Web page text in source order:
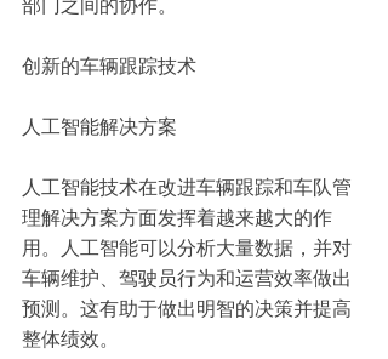
创新的车辆跟踪技术
人工智能解决方案
人工智能技术在改进车辆跟踪和车队管
理解决方案方面发挥着越来越大的作
用。人工智能可以分析大量数据，并对
车辆维护、驾驶员行为和运营效率做出
预测。这有助于做出明智的决策并提高
整体绩效。